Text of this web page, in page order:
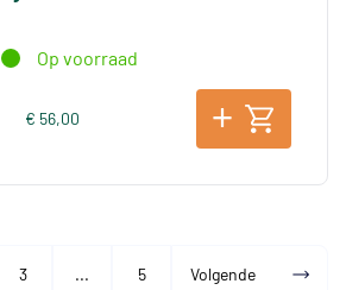
Op voorraad
€ 56,00
3 ... 5 Volgende